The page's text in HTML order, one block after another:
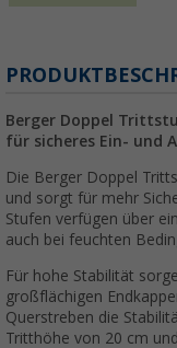
Berger Doppel
für sicheres Ein- und
Die Berger Doppel
und sorgt für mehr
Stufen verfügen über
auch bei feuchten
Für hohe Stabilität
großflächigen
Querstreben die
Tritthöhe von 20 cm